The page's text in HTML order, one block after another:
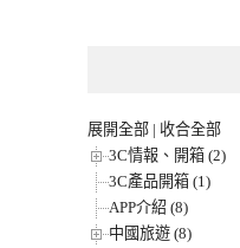
展開全部 | 收合全部
3C情報、開箱 (2)
3C產品開箱 (1)
APP介紹 (8)
中國旅遊 (8)